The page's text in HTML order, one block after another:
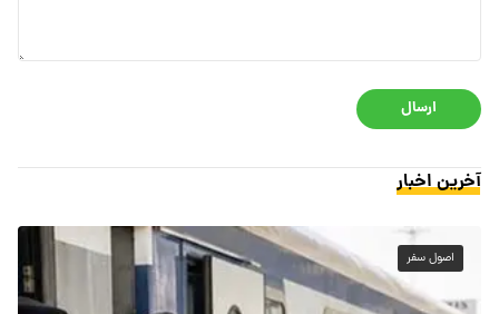
ارسال
آخرین اخبار
اصول سفر